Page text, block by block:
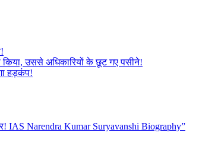
किया, उससे अधिकारियों के छूट गए पसीने!
हड़कंप!
IAS Narendra Kumar Suryavanshi Biography”